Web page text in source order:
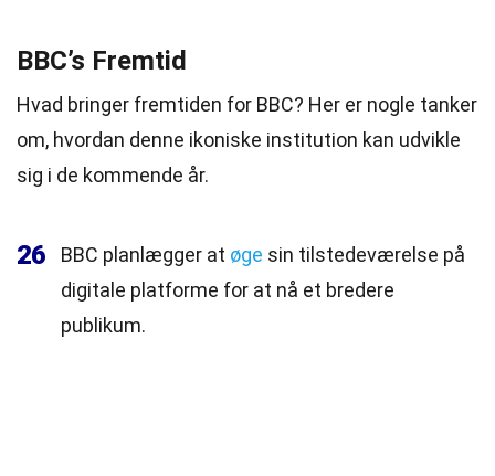
BBC’s Fremtid
Hvad bringer fremtiden for BBC? Her er nogle tanker
om, hvordan denne ikoniske institution kan udvikle
sig i de kommende år.
26 BBC planlægger at øge sin tilstedeværelse på
digitale platforme for at nå et bredere
publikum.